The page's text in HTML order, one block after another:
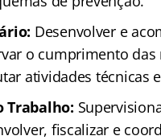
Desenvolver e
o cumprimento das
atividades técnicas
Trabalho:
fiscalizar e